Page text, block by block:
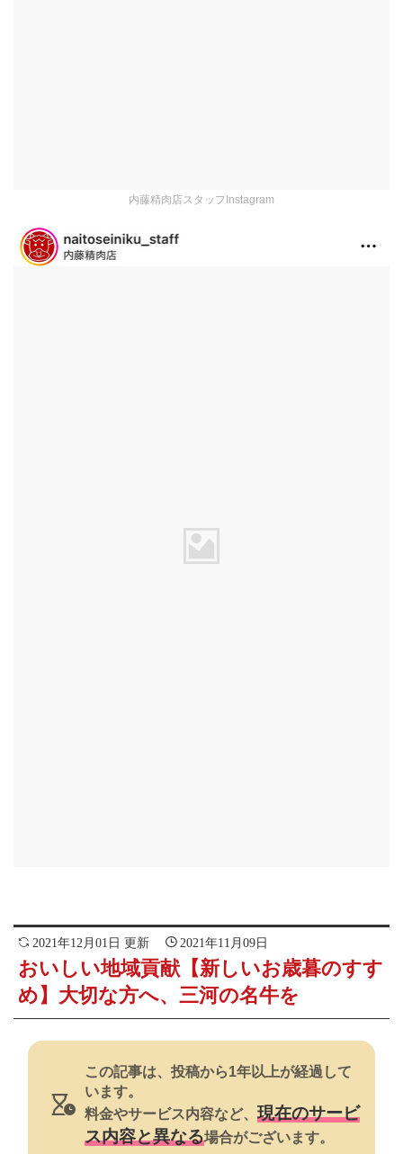
内藤精肉店スタッフInstagram
2021年12月01日 更新 2021年11月09日
おいしい地域貢献【新しいお歳暮のすす
め】大切な方へ、三河の名牛を
この記事は、投稿から1年以上が経過して
います。
料金やサービス内容など、 現在のサービ
ス内容と異なる場合がございます。